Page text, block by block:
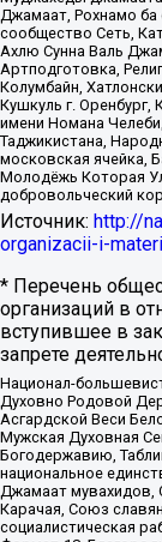
Джамаат, Рохнамо ба
сообщество Сеть,
Ахлю Сунна Валь
Артподготовка,
Колумбайн,
Кушкуль г.
имени Номана
Таджикистана,
московская ячейка,
Молодёжь Которая
добровольческий
Источник: http://
organizacii-i-
* Перечень
организаций в
вступившее в
запрете
Национал-
Духовно Родовой
Асгардской Веси
Мужская Духовная
Богодержавию,
национальное
Джамаат мувахидов,
Карачая, Союз
социалистическая